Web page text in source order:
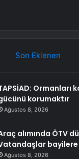
Son Eklenen
Ormanları
korumaktır
Ağustos 8, 2026
alımında ÖTV
bayilere
Ağustos 8, 2026